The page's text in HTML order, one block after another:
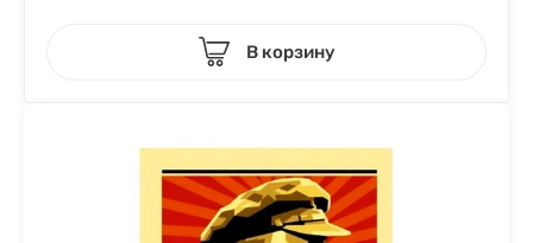
В корзину